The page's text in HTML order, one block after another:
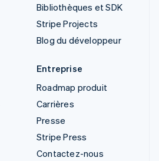
Bibliothèques et SDK
Stripe Projects
Blog du développeur
Entreprise
Roadmap produit
Carrières
Presse
Stripe Press
Contactez-nous